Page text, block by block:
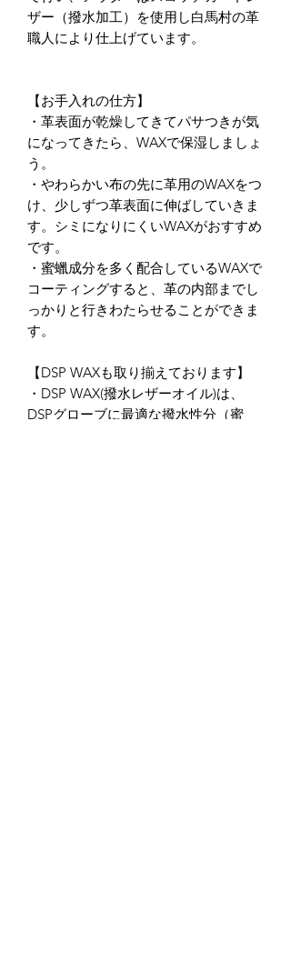
ザー（撥水加工）を使用し白馬村の革
職人により仕上げています。
【お手入れの仕方】
・革表面が乾燥してきてパサつきが気
になってきたら、WAXで保湿しましょ
う。
・やわらかい布の先に革用のWAXをつ
け、少しずつ革表面に伸ばしていきま
す。シミになりにくいWAXがおすすめ
です。
・蜜蠟成分を多く配合しているWAXで
コーティングすると、革の内部までし
っかりと行きわたらせることができま
す。
【DSP WAXも取り揃えております】
・DSP WAX(撥水レザーオイル)は、
DSPグローブに最適な撥水性分（蜜